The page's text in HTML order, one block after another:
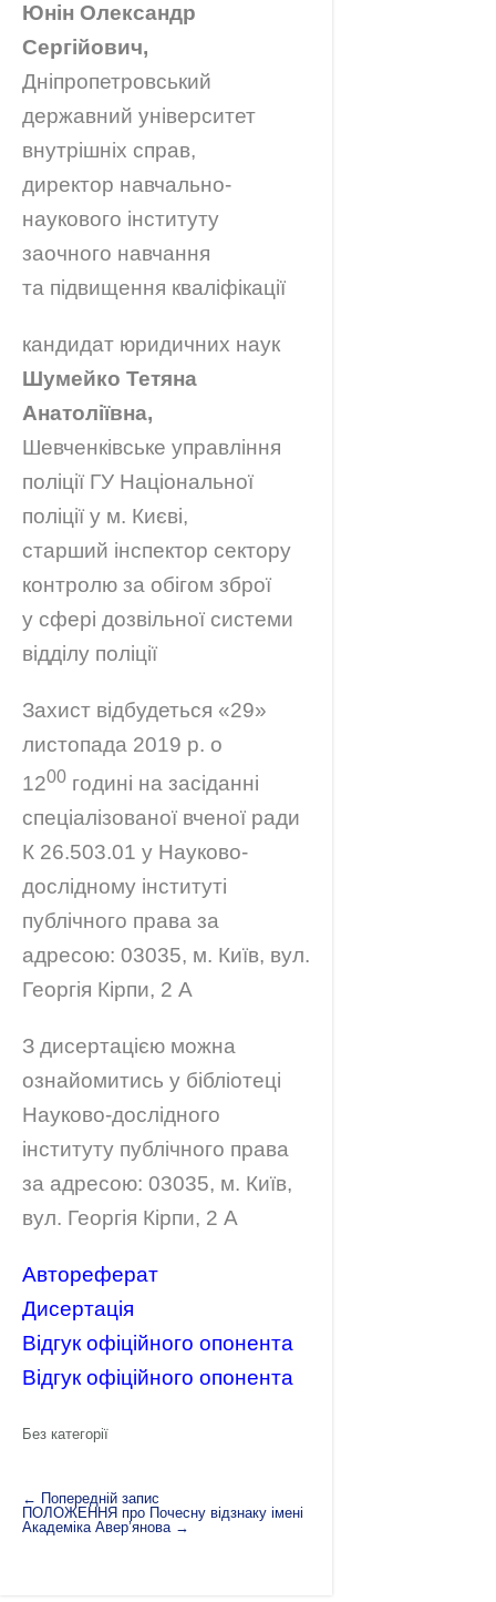
Юнін Олександр
Сергійович,
Дніпропетровський
державний університет
внутрішніх справ,
директор навчально-
наукового інституту
заочного навчання
та підвищення кваліфікації
кандидат юридичних наук
Шумейко Тетяна
Анатоліївна,
Шевченківське управління
поліції ГУ Національної
поліції у м. Києві,
старший інспектор сектору
контролю за обігом зброї
у сфері дозвільної системи
відділу поліції
Захист відбудеться «29»
листопада 2019 р. о
1200 годині на засіданні
спеціалізованої вченої ради
К 26.503.01 у Науково-
дослідному інституті
публічного права за
адресою: 03035, м. Київ, вул.
Георгія Кірпи, 2 А
З дисертацією можна
ознайомитись у бібліотеці
Науково-дослідного
інституту публічного права
за адресою: 03035, м. Київ,
вул. Георгія Кірпи, 2 А
Автореферат
Дисертація
Відгук офіційного опонента
Відгук офіційного опонента
Без категорії
← Попередній запис
ПОЛОЖЕННЯ про Почесну відзнаку імені
Академіка Авер’янова →